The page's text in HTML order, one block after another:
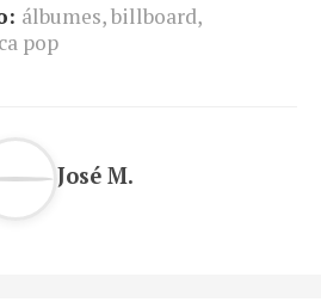
álbumes,billboard,
pop
José M.